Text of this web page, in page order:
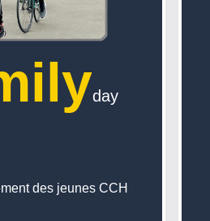
day
des jeunes CCH